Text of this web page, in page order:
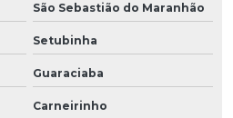
São Sebastião do Maranhão
Setubinha
Guaraciaba
Carneirinho